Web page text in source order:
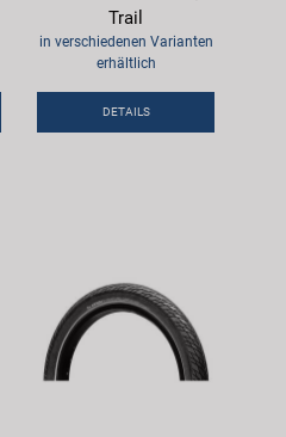
Trail
in verschiedenen Varianten
erhältlich
DETAILS